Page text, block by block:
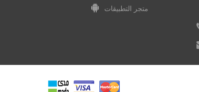
متجر التطبيقات